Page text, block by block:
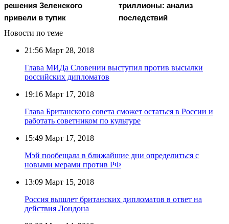
решения Зеленского
привели в тупик
триллионы: анализ
последствий
Новости по теме
21:56 Март 28, 2018
Глава МИДа Словении выступил против высылки
российских дипломатов
19:16 Март 17, 2018
Глава Британского совета сможет остаться в России и
работать советником по культуре
15:49 Март 17, 2018
Мэй пообещала в ближайшие дни определиться с
новыми мерами против РФ
13:09 Март 15, 2018
Россия вышлет британских дипломатов в ответ на
действия Лондона